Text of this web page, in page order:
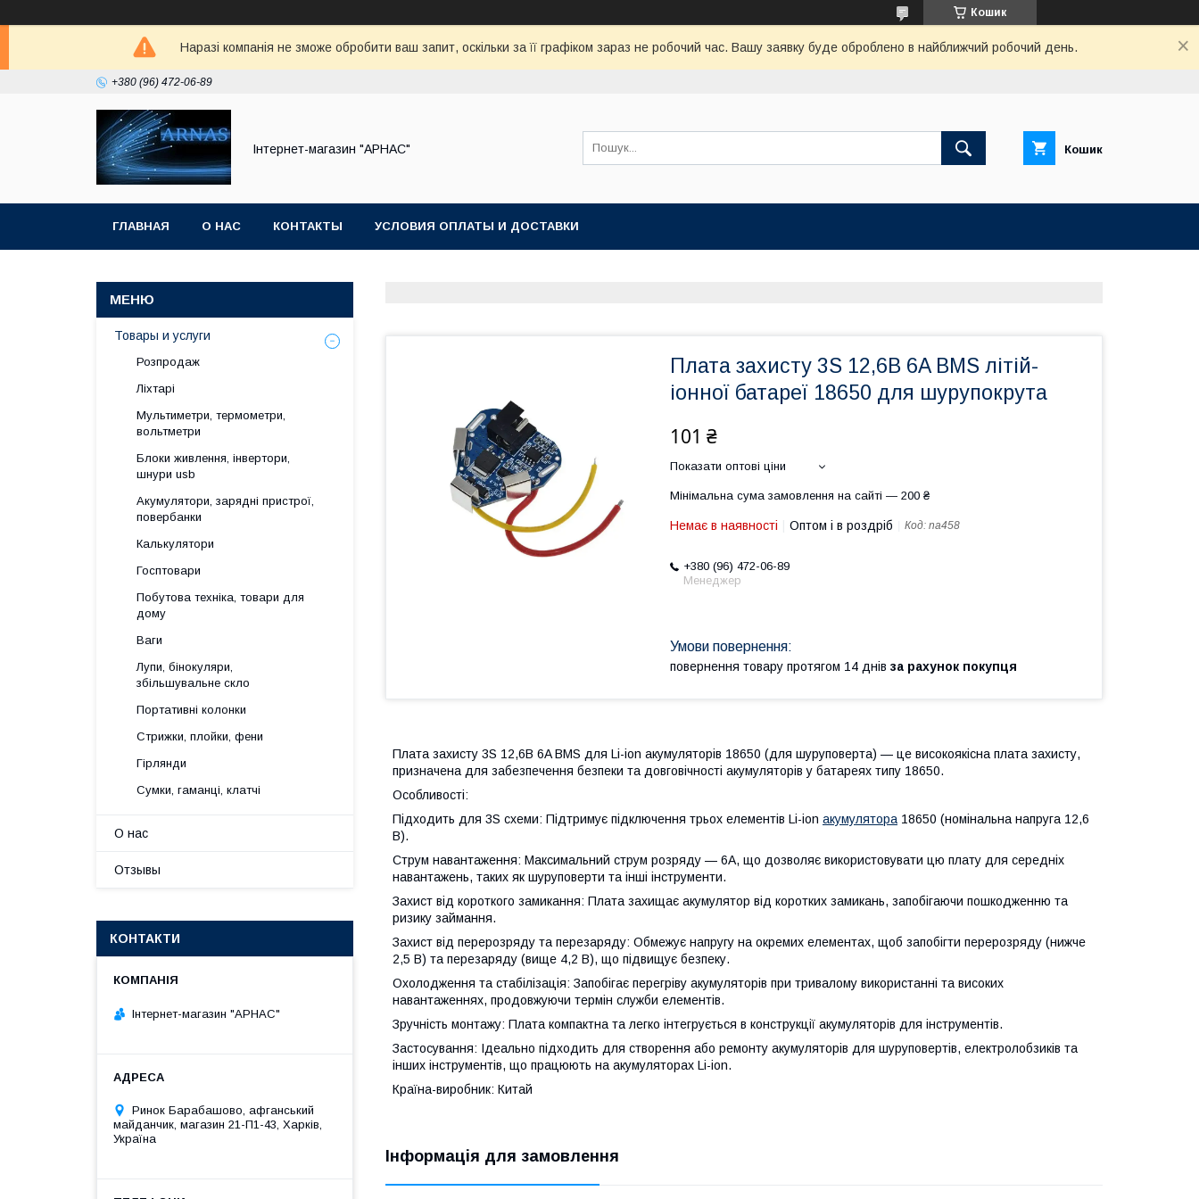
Кошик
Наразі компанія не зможе обробити ваш запит, оскільки за її графіком зараз не робочий час. Вашу заявку буде оброблено в найближчий робочий день.
+380 (96) 472-06-89
Інтернет-магазин "АРНАС" Кошик
ГЛАВНАЯ О НАС КОНТАКТЫ УСЛОВИЯ ОПЛАТЫ И ДОСТАВКИ
Плата захисту 3S 12,6В 6A BMS літій-
іонної батареї 18650 для шурупокрута
101 ₴
Показати оптові ціни
Мінімальна сума замовлення на сайті — 200 ₴
Немає в наявності Оптом і в роздріб Код: na458
+380 (96) 472-06-89
Менеджер
повернення товару протягом 14 днів за рахунок покупця
Плата захисту 3S 12,6В 6A BMS для Li-ion акумуляторів 18650 (для шуруповерта) — це високоякісна плата захисту,
призначена для забезпечення безпеки та довговічності акумуляторів у батареях типу 18650.
Особливості:
Підходить для 3S схеми: Підтримує підключення трьох елементів Li-ion акумулятора18650 (номінальна напруга 12,6
В).
Струм навантаження: Максимальний струм розряду — 6A, що дозволяє використовувати цю плату для середніх
навантажень, таких як шуруповерти та інші інструменти.
Захист від короткого замикання: Плата захищає акумулятор від коротких замикань, запобігаючи пошкодженню та
ризику займання.
Захист від перерозряду та перезаряду: Обмежує напругу на окремих елементах, щоб запобігти перерозряду (нижче
2,5 В) та перезаряду (вище 4,2 В), що підвищує безпеку.
Охолодження та стабілізація: Запобігає перегріву акумуляторів при тривалому використанні та високих
навантаженнях, продовжуючи термін служби елементів.
Зручність монтажу: Плата компактна та легко інтегрується в конструкції акумуляторів для інструментів.
Застосування: Ідеально підходить для створення або ремонту акумуляторів для шуруповертів, електролобзиків та
інших інструментів, що працюють на акумуляторах Li-ion.
Країна-виробник: Китай
Інформація для замовлення
Товары и услуги
Розпродаж
Ліхтарі
Мультиметри, термометри,
вольтметри
Блоки живлення, інвертори,
шнури usb
Акумулятори, зарядні пристрої,
повербанки
Калькулятори
Госптовари
Побутова техніка, товари для
дому
Ваги
Лупи, бінокуляри,
збільшувальне скло
Портативні колонки
Стрижки, плойки, фени
Гірлянди
Сумки, гаманці, клатчі
О нас
Отзывы
КОНТАКТИ
Інтернет-магазин "АРНАС"
Ринок Барабашово, афганський
майданчик, магазин 21-П1-43, Харків,
Україна